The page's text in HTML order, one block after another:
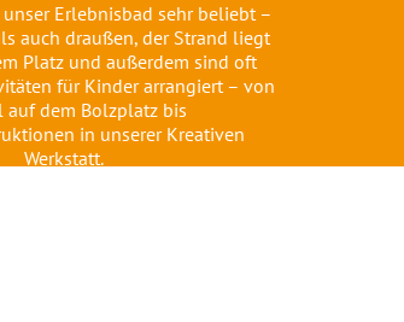
Erlebnisbad sehr beliebt –
auch draußen, der Strand liegt
Platz und außerdem sind oft
für Kinder arrangiert – von
auf dem Bolzplatz bis
in unserer Kreativen
Werkstatt.